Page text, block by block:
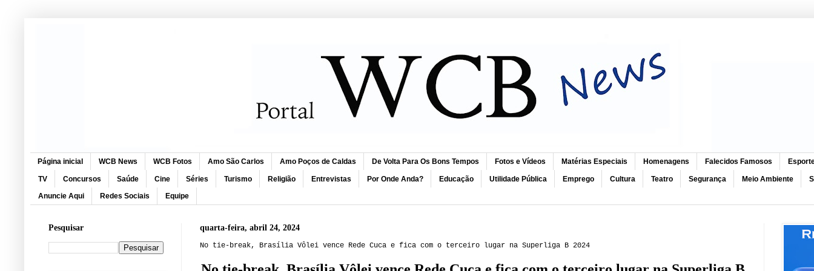
Página inicial WCB News WCB Fotos Amo São Carlos Amo Poços de Caldas De Volta Para Os Bons Tempos Fotos e Vídeos Matérias Especiais Homenagens Falecidos Famosos
TV Concursos Saúde Cine Séries Turismo Religião Entrevistas Por Onde Anda? Educação Utilidade Pública Emprego Cultura Teatro Segurança Meio Ambiente
Anuncie Aqui Redes Sociais Equipe
quarta-feira, abril 24, 2024
No tie-break, Brasília Vôlei vence Rede Cuca e fica com o terceiro lugar na Superliga B 2024
Pesquisar